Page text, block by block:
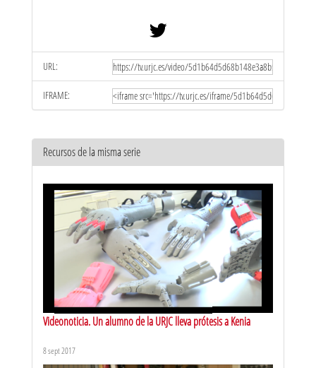
URL:
IFRAME:
Recursos de la misma serie
Videonoticia. Un alumno de la URJC lleva prótesis a Kenia
8 sept 2017